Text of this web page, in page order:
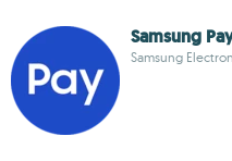
Samsung
Samsung